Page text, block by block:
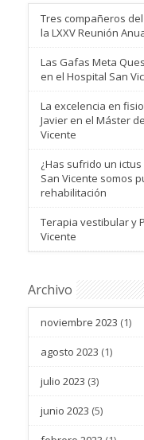
Tres compañeros
la LXXV Reunión
Las Gafas Meta
en el Hospital San
La excelencia en
Javier en el Máster
Vicente
¿Has sufrido un
San Vicente somos
rehabilitación
Terapia vestibular y
Vicente
Archivo
noviembre 2023 (1)
agosto 2023 (1)
julio 2023 (3)
junio 2023 (5)